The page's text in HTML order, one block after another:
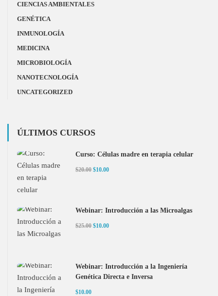
CIENCIAS AMBIENTALES
GENÉTICA
INMUNOLOGÍA
MEDICINA
MICROBIOLOGÍA
NANOTECNOLOGÍA
UNCATEGORIZED
ÚLTIMOS CURSOS
Curso: Células madre en terapia celular
$20.00 $10.00
Webinar: Introducción a las Microalgas
$25.00 $10.00
Webinar: Introducción a la Ingeniería
Genética Directa e Inversa
$10.00